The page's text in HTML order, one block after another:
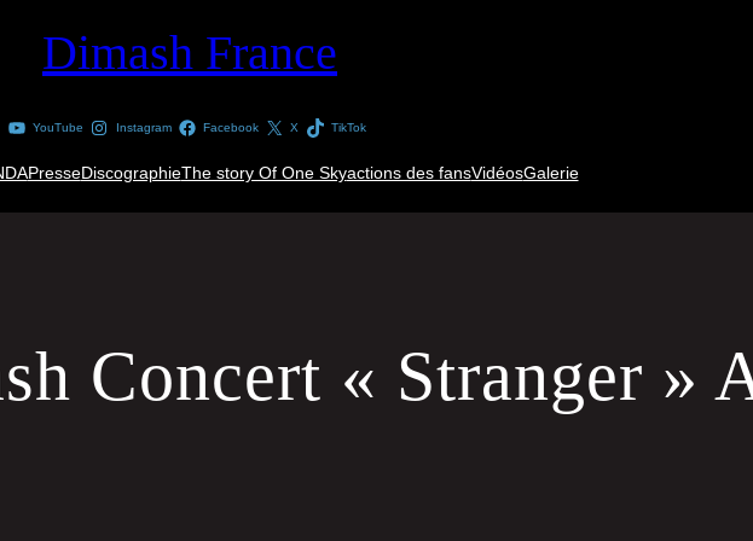
Dimash France
YouTube Instagram Facebook X TikTok
PresseDiscographieThe story Of One Skyactions des fansVidéosGalerie
Concert « Stranger »